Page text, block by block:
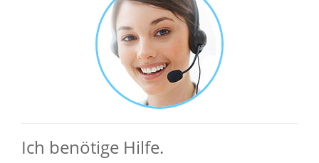
Ich benötige Hilfe.